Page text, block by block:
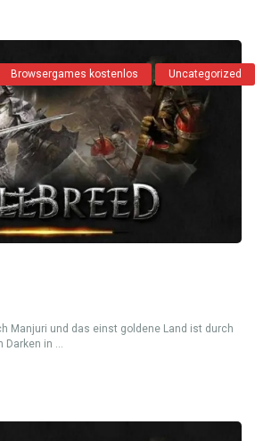
Browsergames kostenlos Uncategorized
Manjuri und das einst goldene Land ist durch
Darken in ...